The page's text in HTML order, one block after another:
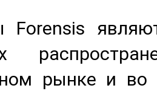
Forensis
рынке и